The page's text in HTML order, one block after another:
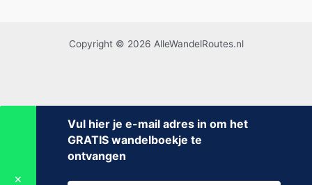
Copyright © 2026 AlleWandelRoutes.nl
✕
Vul hier je e-mail adres in om het
GRATIS wandelboekje te
ontvangen